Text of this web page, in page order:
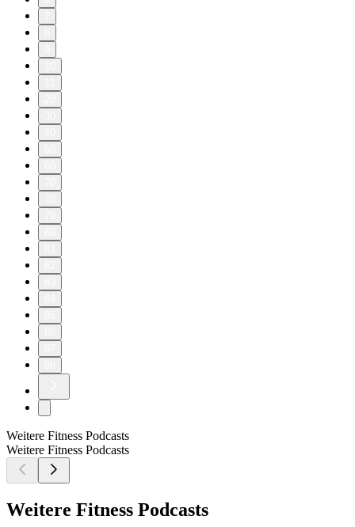
Weitere Fitness Podcasts
Weitere Fitness Podcasts
Weitere Fitness Podcasts